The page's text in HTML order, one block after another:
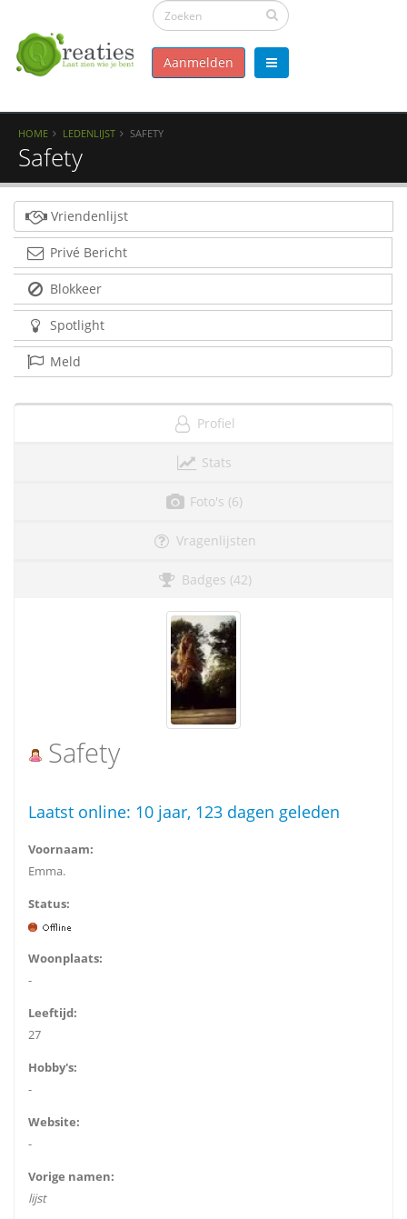
Aanmelden
HOME LEDENLIJST SAFETY
Safety
Vriendenlijst
Privé Bericht
Blokkeer
Spotlight
Meld
Profiel
Stats
Foto's (6)
Vragenlijsten
Badges (42)
Safety
Laatst online: 10 jaar, 123 dagen geleden
Voornaam:
Emma.
Status:
Woonplaats:
-
Leeftijd:
27
Hobby's:
-
Website:
-
Vorige namen:
lijst